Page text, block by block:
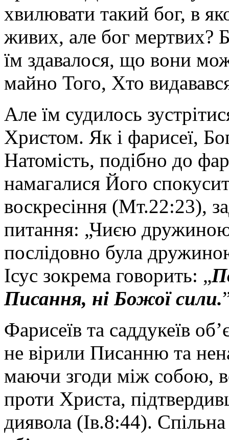
хвилювати такий бог, в
живих, але бог мертвих?
їм здавалося, що вони
майно Того, Хто
Але їм судилось
Христом. Як і фарисеї,
Натомість, подібно до
намагалися Його
воскресіння (Мт.22:23),
питання: „Чиєю
послідовно була
Ісус зокрема говорить: „
Писання, ні Божої сили.
Фарисеїв та саддукеїв
не вірили Писанню та
маючи згоди між собою,
проти Христа,
диявола (Ів.8:44).